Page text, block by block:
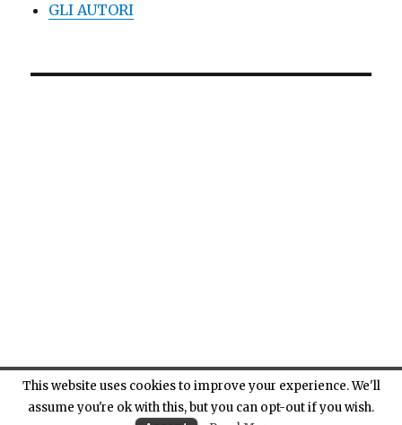
GLI AUTORI
Pianeta Sport Proudly powered by WordPress
This website uses cookies to improve your experience. We'll
assume you're ok with this, but you can opt-out if you wish.